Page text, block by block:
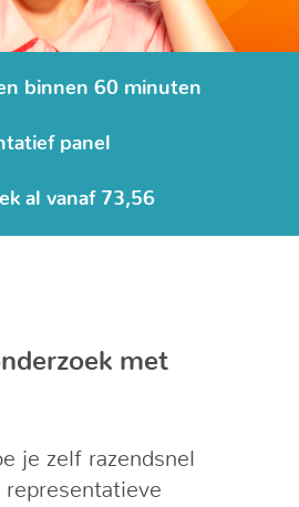
binnen 60 minuten
panel
al vanaf 73,56
met
je zelf razendsnel
representatieve